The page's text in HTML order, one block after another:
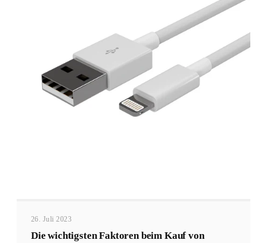
26. Juli 2023
Die wichtigsten Faktoren beim Kauf von